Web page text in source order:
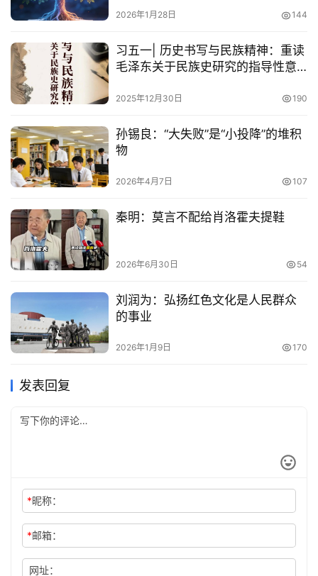
2026年1月28日 144
习五一| 历史书写与民族精神：重读
毛泽东关于民族史研究的指导性意
2025年12月30日 190
孙锡良：“大失败”是“小投降”的堆积
物
2026年4月7日 107
秦明：莫言不配给肖洛霍夫提鞋
2026年6月30日 54
刘润为：弘扬红色文化是人民群众
的事业
2026年1月9日 170
发表回复
*昵称：
*邮箱：
网址：